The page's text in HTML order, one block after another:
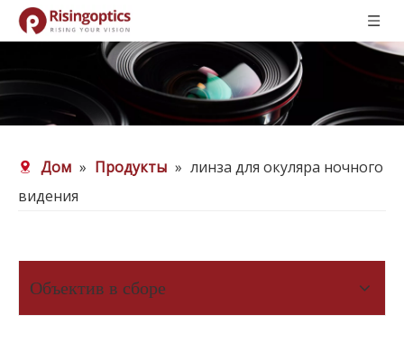
Дом » Продукты » линза для окуляра ночного
видения
Объектив в сборе